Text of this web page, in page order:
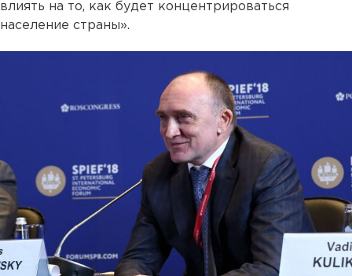
влиять на то, как будет концентрироваться
население страны».